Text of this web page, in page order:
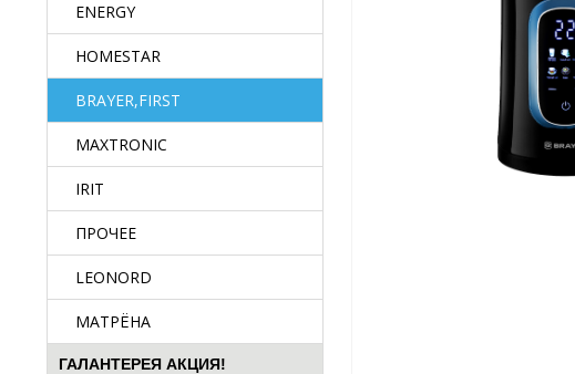
ENERGY
HOMESTAR
BRAYER,FIRST
MAXTRONIC
IRIT
ПРОЧЕЕ
LEONORD
МАТРЁНА
ГАЛАНТЕРЕЯ АКЦИЯ!